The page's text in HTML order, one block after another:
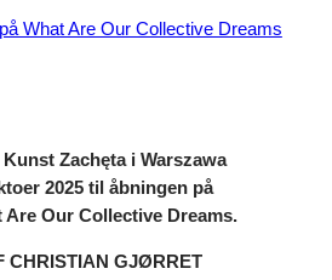
Zachęta i Warszawa
2025 til åbningen på
Our Collective Dreams.
CHRISTIAN GJØRRET